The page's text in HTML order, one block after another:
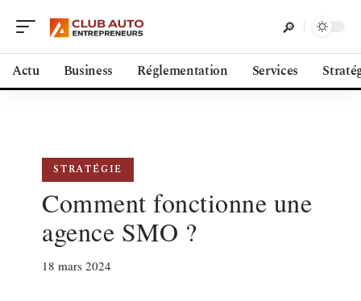
Actu Business Réglementation Services
STRATÉGIE
Comment fonctionne une
agence SMO ?
18 mars 2024